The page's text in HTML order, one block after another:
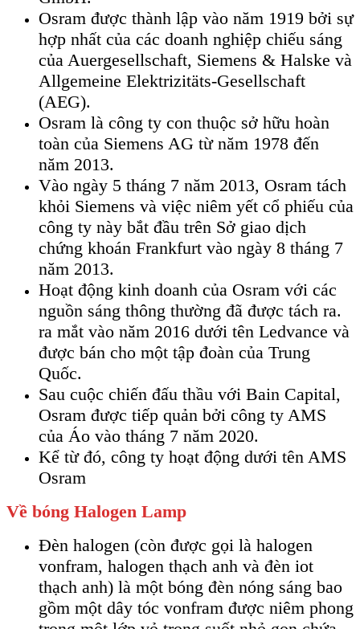
Osram được thành lập vào năm 1919 bởi sự
hợp nhất của các doanh nghiệp chiếu sáng
của Auergesellschaft, Siemens & Halske và
Allgemeine Elektrizitäts-Gesellschaft
(AEG).
Osram là công ty con thuộc sở hữu hoàn
toàn của Siemens AG từ năm 1978 đến
năm 2013.
Vào ngày 5 tháng 7 năm 2013, Osram tách
khỏi Siemens và việc niêm yết cổ phiếu của
công ty này bắt đầu trên Sở giao dịch
chứng khoán Frankfurt vào ngày 8 tháng 7
năm 2013.
Hoạt động kinh doanh của Osram với các
nguồn sáng thông thường đã được tách ra.
ra mắt vào năm 2016 dưới tên Ledvance và
được bán cho một tập đoàn của Trung
Quốc.
Sau cuộc chiến đấu thầu với Bain Capital,
Osram được tiếp quản bởi công ty AMS
của Áo vào tháng 7 năm 2020.
Kể từ đó, công ty hoạt động dưới tên AMS
Osram
Về bóng Halogen Lamp
Đèn halogen (còn được gọi là halogen
vonfram, halogen thạch anh và đèn iot
thạch anh) là một bóng đèn nóng sáng bao
gồm một dây tóc vonfram được niêm phong